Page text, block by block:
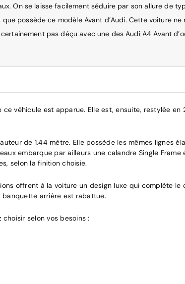
On se laisse facilement séduire par son allure de
possède ce modèle Avant d’Audi. Cette voiture
pas déçu avec une des Audi A4 Avant
véhicule est apparue. Elle est, ensuite, restylée en
de 1,44 mètre. Elle possède les mêmes lignes
embarque par ailleurs une calandre Single Frame
selon la finition choisie.
offrent à la voiture un design luxe qui complète
banquette arrière est rabattue.
selon vos besoins :